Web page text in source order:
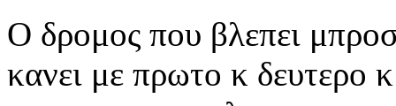
Ο δρομος που βλεπει
κανει με πρωτο κ δευτερο